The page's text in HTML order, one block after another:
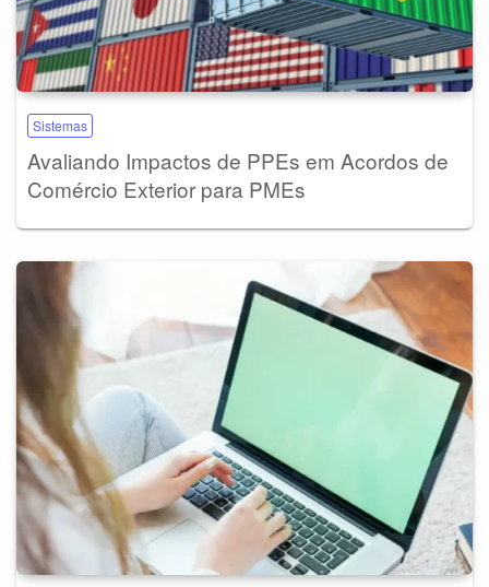
Sistemas
Avaliando Impactos de PPEs em Acordos de
Comércio Exterior para PMEs